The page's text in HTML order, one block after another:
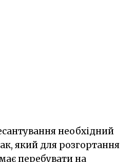
необхідний
який для розгортання
перебувати на